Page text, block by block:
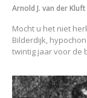
Arnold J. van der Kluft
Mocht u het niet
Bilderdijk,
twintig jaar voor de